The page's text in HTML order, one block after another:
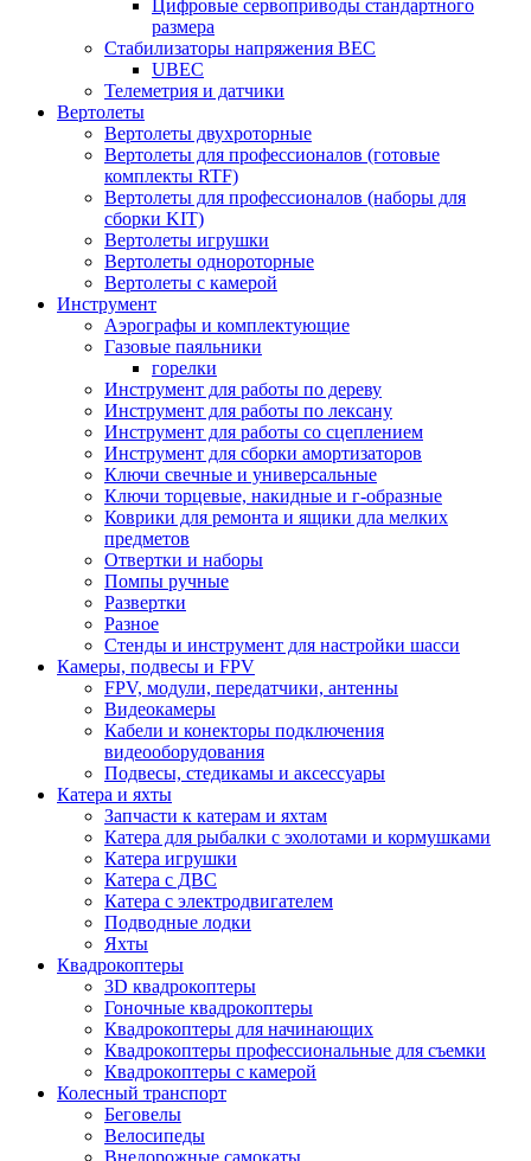
Цифровые сервоприводы стандартного
размера
Стабилизаторы напряжения BEC
UBEC
Телеметрия и датчики
Вертолеты
Вертолеты двухроторные
Вертолеты для профессионалов (готовые
комплекты RTF)
Вертолеты для профессионалов (наборы для
сборки KIT)
Вертолеты игрушки
Вертолеты однороторные
Вертолеты с камерой
Инструмент
Аэрографы и комплектующие
Газовые паяльники
горелки
Инструмент для работы по дереву
Инструмент для работы по лексану
Инструмент для работы со сцеплением
Инструмент для сборки амортизаторов
Ключи свечные и универсальные
Ключи торцевые, накидные и г-образные
Коврики для ремонта и ящики дла мелких
предметов
Отвертки и наборы
Помпы ручные
Развертки
Разное
Стенды и инструмент для настройки шасси
Камеры, подвесы и FPV
FPV, модули, передатчики, антенны
Видеокамеры
Кабели и конекторы подключения
видеооборудования
Подвесы, стедикамы и аксессуары
Катера и яхты
Запчасти к катерам и яхтам
Катера для рыбалки с эхолотами и кормушками
Катера игрушки
Катера с ДВС
Катера с электродвигателем
Подводные лодки
Яхты
Квадрокоптеры
3D квадрокоптеры
Гоночные квадрокоптеры
Квадрокоптеры для начинающих
Квадрокоптеры профессиональные для съемки
Квадрокоптеры с камерой
Колесный транспорт
Беговелы
Велосипеды
Внедорожные самокаты